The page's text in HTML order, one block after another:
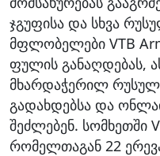
ჯგუფისა და სხვა
მფლობელები VTB
ფულის განაღდებას,
მხარდაჭერილ რუსულ
გადახდებსა და
შეძლებენ. სომხეთში
რომელთაგან 22